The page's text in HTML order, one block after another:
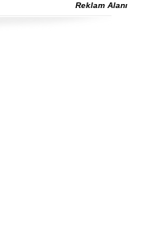
Reklam Alanı